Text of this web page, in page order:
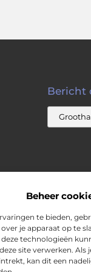
Beheer
te bieden,
je apparaat op te
technologieën
site verwerken.
kan dit een
Bericht